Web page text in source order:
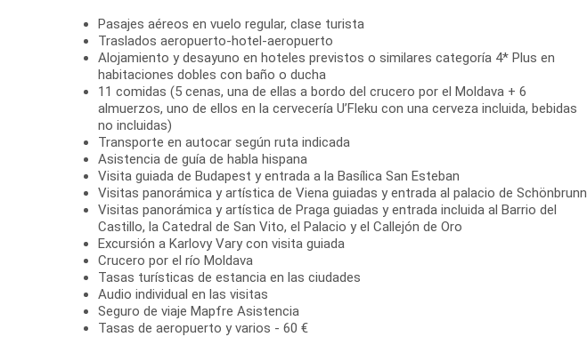
Pasajes aéreos en vuelo regular, clase turista
Traslados aeropuerto-hotel-aeropuerto
Alojamiento y desayuno en hoteles previstos o similares categoría 4* Plus en
habitaciones dobles con baño o ducha
11 comidas (5 cenas, una de ellas a bordo del crucero por el Moldava + 6
almuerzos, uno de ellos en la cervecería U’Fleku con una cerveza incluida, bebidas
no incluidas)
Transporte en autocar según ruta indicada
Asistencia de guía de habla hispana
Visita guiada de Budapest y entrada a la Basílica San Esteban
Visitas panorámica y artística de Viena guiadas y entrada al palacio de Schönbrunn
Visitas panorámica y artística de Praga guiadas y entrada incluida al Barrio del
Castillo, la Catedral de San Vito, el Palacio y el Callejón de Oro
Excursión a Karlovy Vary con visita guiada
Crucero por el río Moldava
Tasas turísticas de estancia en las ciudades
Audio individual en las visitas
Seguro de viaje Mapfre Asistencia
Tasas de aeropuerto y varios - 60 €